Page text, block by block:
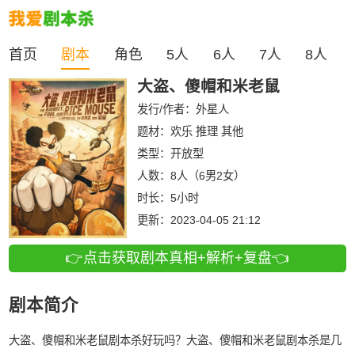
首页 剧本 角色 5人 6人 7人 8人
大盗、傻帽和米老鼠
发行/作者： 外星人
题材：欢乐 推理 其他
类型： 开放型
人数： 8人（6男2女）
时长： 5小时
更新： 2023-04-05 21:12
👉点击获取剧本真相+解析+复盘👈
剧本简介
大盗、傻帽和米老鼠剧本杀好玩吗？大盗、傻帽和米老鼠剧本杀是几